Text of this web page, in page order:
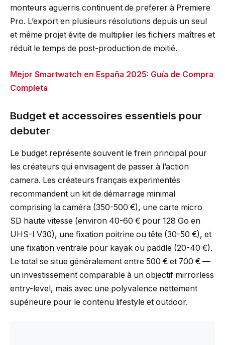
monteurs aguerris continuent de preferer à Premiere
Pro. L’export en plusieurs résolutions depuis un seul
et même projet évite de multiplier les fichiers maîtres et
réduit le temps de post-production de moitié.
Mejor Smartwatch en España 2025: Guía de Compra
Completa
Budget et accessoires essentiels pour
debuter
Le budget représente souvent le frein principal pour
les créateurs qui envisagent de passer à l’action
camera. Les créateurs français experimentés
recommandent un kit de démarrage minimal
comprising la caméra (350-500 €), une carte micro
SD haute vitesse (environ 40-60 € pour 128 Go en
UHS-I V30), une fixation poitrine ou tête (30-50 €), et
une fixation ventrale pour kayak ou paddle (20-40 €).
Le total se situe généralement entre 500 € et 700 € —
un investissement comparable à un objectif mirrorless
entry-level, mais avec une polyvalence nettement
supérieure pour le contenu lifestyle et outdoor.